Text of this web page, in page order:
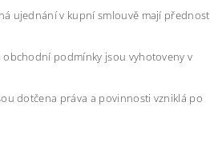
ujednání v kupní smlouvě mají přednost
podmínky jsou vyhotoveny v
dotčena práva a povinnosti vzniklá po